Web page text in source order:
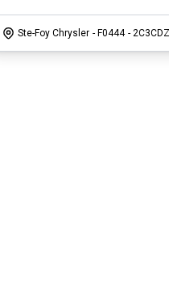
Ste-Foy Chrysler - F0444 -